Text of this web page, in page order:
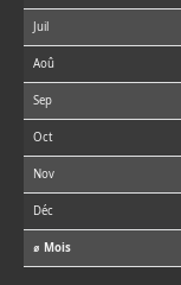
Juil
Aoû
Sep
Oct
Nov
Déc
⌀ Mois